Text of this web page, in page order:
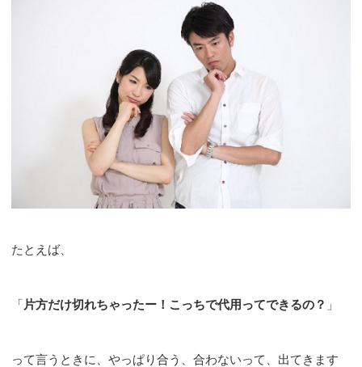
たとえば、
「片方だけ切れちゃったー！こっちで代用ってできるの？ 」
って言うときに、やっぱり合う、合わないって、出てきます